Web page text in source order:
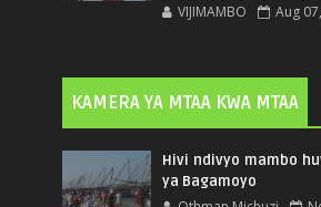
VIJIMAMBO Aug
KAMERA YA MTAA KWA MTAA
Hivi ndivyo mambo
ya Bagamoyo